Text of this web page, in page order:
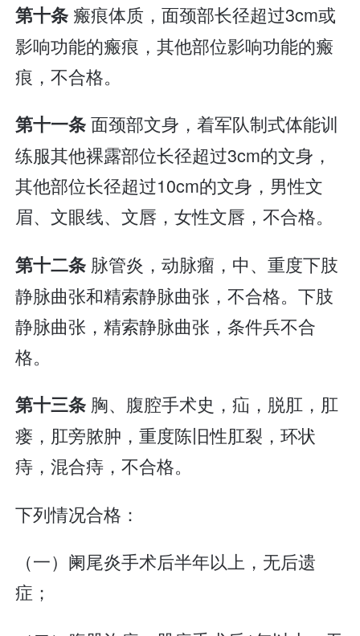
第十条 瘢痕体质，面颈部长径超过3cm或
影响功能的瘢痕，其他部位影响功能的瘢
痕，不合格。
第十一条面颈部文身，着军队制式体能训
练服其他裸露部位长径超过3cm的文身，
其他部位长径超过10cm的文身，男性文
眉、文眼线、文唇，女性文唇，不合格。
第十二条 脉管炎，动脉瘤，中、重度下肢
静脉曲张和精索静脉曲张，不合格。下肢
静脉曲张，精索静脉曲张，条件兵不合
格。
第十三条 胸、腹腔手术史，疝，脱肛，肛
瘘，肛旁脓肿，重度陈旧性肛裂，环状
痔，混合痔，不合格。
下列情况合格：
（一）阑尾炎手术后半年以上，无后遗
症；